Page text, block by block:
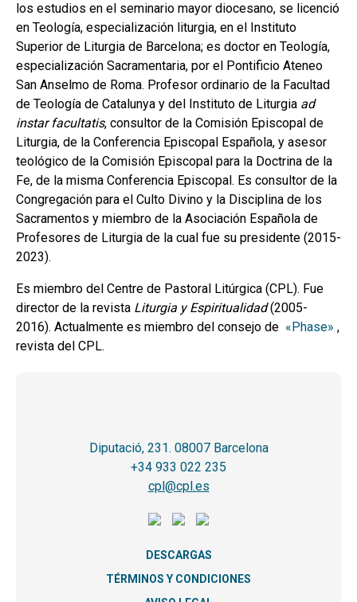
los estudios en el seminario mayor diocesano, se licenció
en Teología, especialización liturgia, en el Instituto
Superior de Liturgia de Barcelona; es doctor en Teología,
especialización Sacramentaria, por el Pontificio Ateneo
San Anselmo de Roma. Profesor ordinario de la Facultad
de Teología de Catalunya y del Instituto de Liturgia ad
instar facultatis, consultor de la Comisión Episcopal de
Liturgia, de la Conferencia Episcopal Española, y asesor
teológico de la Comisión Episcopal para la Doctrina de la
Fe, de la misma Conferencia Episcopal. Es consultor de la
Congregación para el Culto Divino y la Disciplina de los
Sacramentos y miembro de la Asociación Española de
Profesores de Liturgia de la cual fue su presidente (2015-
2023).
Es miembro del Centre de Pastoral Litúrgica (CPL). Fue
director de la revista Liturgia y Espiritualidad(2005-
2016). Actualmente es miembro del consejo de «Phase» ,
revista del CPL.
Diputació, 231. 08007 Barcelona
+34 933 022 235
cpl@cpl.es
DESCARGAS
TÉRMINOS Y CONDICIONES